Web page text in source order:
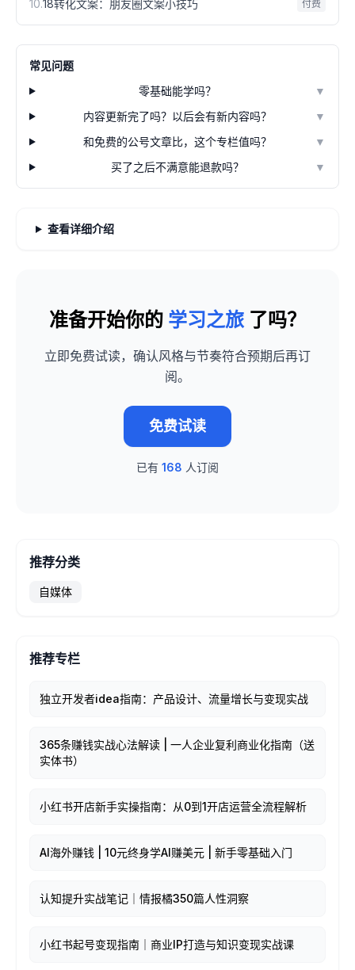
10.18转化文案：朋友圈文案小技巧 付费
常见问题
零基础能学吗？
▼
内容更新完了吗？以后会有新内容吗？
▼
和免费的公号文章比，这个专栏值吗？
▼
买了之后不满意能退款吗？
▼
查看详细介绍
准备开始你的 学习之旅 了吗？
立即免费试读，确认风格与节奏符合预期后再订
阅。
免费试读
已有 168 人订阅
推荐分类
自媒体
推荐专栏
独立开发者idea指南：产品设计、流量增长与变现实战
365条赚钱实战心法解读 | 一人企业复利商业化指南（送
实体书）
小红书开店新手实操指南：从0到1开店运营全流程解析
AI海外赚钱 | 10元终身学AI赚美元 | 新手零基础入门
认知提升实战笔记｜情报橘350篇人性洞察
小红书起号变现指南｜商业IP打造与知识变现实战课